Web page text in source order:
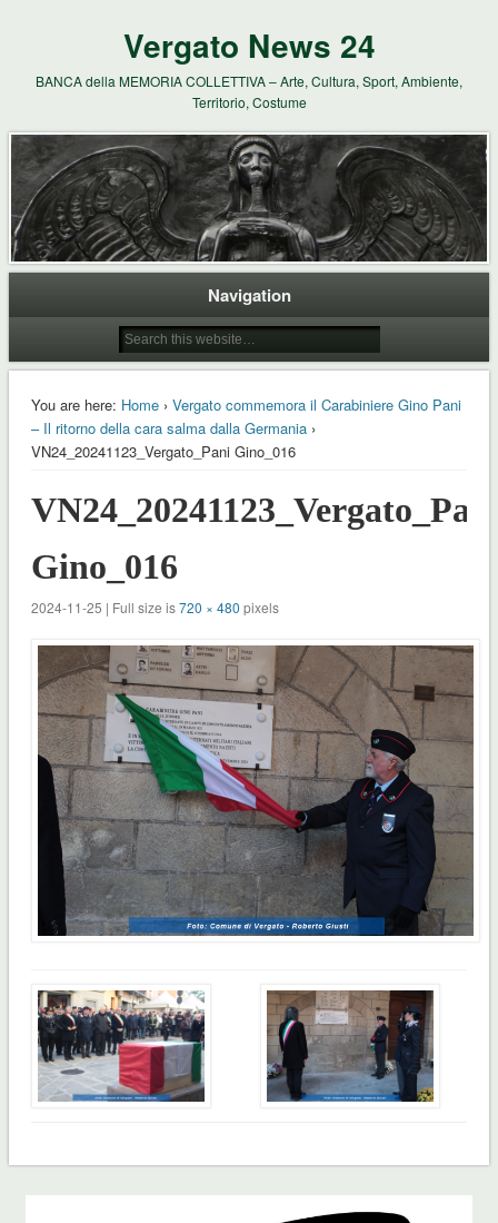
Vergato News 24
BANCA della MEMORIA COLLETTIVA – Arte, Cultura, Sport, Ambiente,
Territorio, Costume
Navigation
You are here: Home› Vergato commemora il Carabiniere Gino Pani
– Il ritorno della cara salma dalla Germania›
VN24_20241123_Vergato_Pani Gino_016
Gino_016
2024-11-25 | Full size is720 × 480 pixels